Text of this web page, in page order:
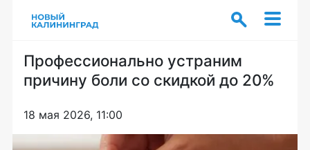
Профессионально устраним
причину боли со скидкой до 20%
18 мая 2026, 11:00